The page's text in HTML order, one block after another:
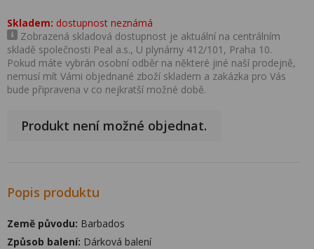
Skladem: dostupnost neznámá
Zobrazená skladová dostupnost je aktuální na centrálním
skladě společnosti Peal a.s., U plynárny 412/101, Praha 10.
Pokud máte vybrán osobní odběr na některé jiné naší prodejně,
nemusí mít Vámi objednané zboží skladem a zakázka pro Vás
bude připravena v co nejkratší možné době.
Produkt není možné objednat.
Popis produktu
Země původu: Barbados
Způsob balení: Dárková balení